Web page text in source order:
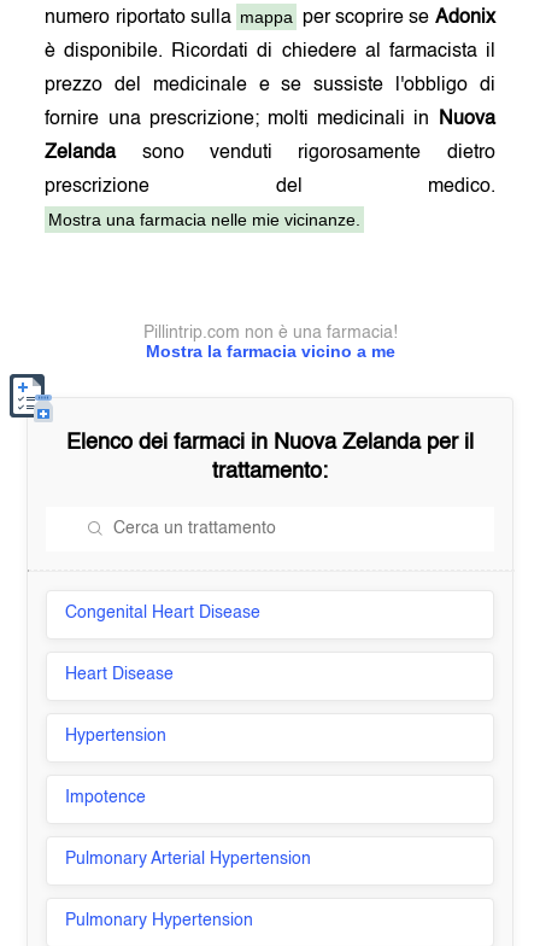
numero riportato sulla mappa per scoprire se Adonix
è disponibile. Ricordati di chiedere al farmacista il
prezzo del medicinale e se sussiste l'obbligo di
fornire una prescrizione; molti medicinali in
Nuova
Zelandasono venduti rigorosamente dietro
prescrizione del medico.
Mostra una farmacia nelle mie vicinanze.
Mostra la farmacia vicino a me
Pillintrip.com non è una farmacia!
Elenco dei farmaci in Nuova Zelandaper il
trattamento:
Congenital Heart Disease
Heart Disease
Hypertension
Impotence
Pulmonary Arterial Hypertension
Pulmonary Hypertension